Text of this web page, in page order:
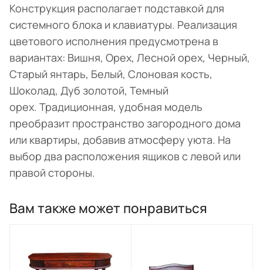
Конструкция располагает подставкой для
системного блока и клавиатуры. Реализация
цветового исполнения предусмотрена в
вариантах: Вишня, Орех, Лесной орех, Черный,
Старый янтарь, Белый, Слоновая кость,
Шоколад, Дуб золотой, Темный
орех. Традиционная, удобная модель
преобразит пространство загородного дома
или квартиры, добавив атмосферу уюта. На
выбор два расположения ящиков с левой или
правой стороны.
Вам также может понравиться